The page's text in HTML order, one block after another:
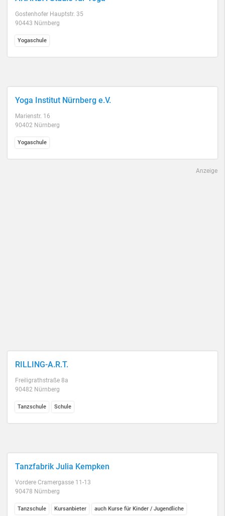
Gostenhofer Hauptstr. 35
90443 Nürnberg
Yogaschule
Yoga Institut Nürnberg e.V.
Marienstr. 16
90402 Nürnberg
Yogaschule
Anzeige
RILLING-A.R.T.
Freiligrathstraße 8a
90482 Nürnberg
Tanzschule Schule
Tanzfabrik Julia Kempken
Vordere Cramergasse 11-13
90478 Nürnberg
Tanzschule Kursanbieter auch Kurse für Kinder / Jugendliche